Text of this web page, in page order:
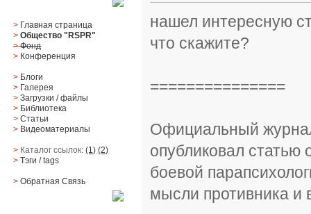
> Главная страница
> Общество "RSPR"
> Фонд
> Конференция
> Блоги
> Галерея
> Загрузки/файлы
> Библиотека
> Статьи
> Видеоматериалы
> Каталог ссылок:(1) (2)
> Тэги/ tags
> Обратная Cвязь
нашел интересную
что скажите?
===============
Официальный
опубликовал статью
боевой
мысли противника